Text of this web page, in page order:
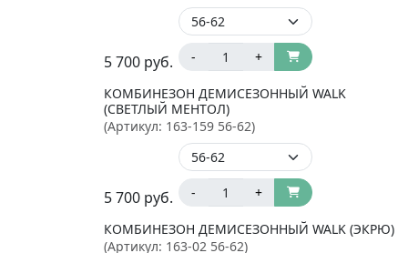
5 700 руб. - +
КОМБИНЕЗОН ДЕМИСЕЗОННЫЙ WALK
(СВЕТЛЫЙ МЕНТОЛ)
(Артикул: 163-159 56-62)
5 700 руб. - +
КОМБИНЕЗОН ДЕМИСЕЗОННЫЙ WALK (ЭКРЮ)
(Артикул: 163-02 56-62)